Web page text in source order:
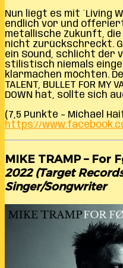
Nun liegt es mit ´Living
endlich vor und
metallische Zukunft,
nicht zurückschreckt.
ein Sound, schlicht der
stilistisch niemals
klarmachen möchten.
TALENT, BULLET FOR MY
DOWN hat, sollte sich
(7,5 Punkte – Michael
https://
MIKE TRAMP – For
2022 (Target
Singer/Songwriter